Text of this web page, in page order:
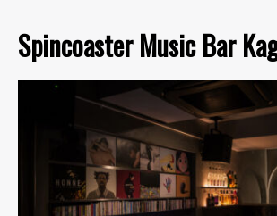
Spincoaster Music Bar